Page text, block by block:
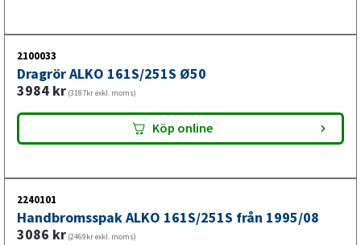
2100033
Dragrör ALKO 161S/251S Ø50
3984 kr (3187kr exkl. moms)
Köp online
2240101
Handbromsspak ALKO 161S/251S från 1995/08
3086 kr (2469kr exkl. moms)